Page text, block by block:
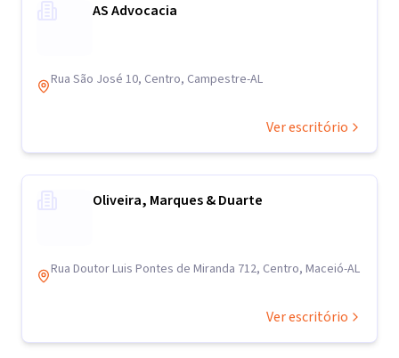
AS Advocacia
Rua São José 10, Centro, Campestre-AL
Ver escritório
Oliveira, Marques & Duarte
Rua Doutor Luis Pontes de Miranda 712, Centro, Maceió-AL
Ver escritório